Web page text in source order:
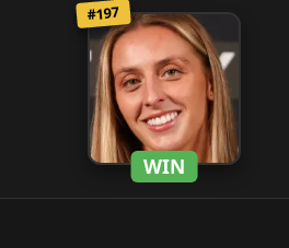
#197
WIN